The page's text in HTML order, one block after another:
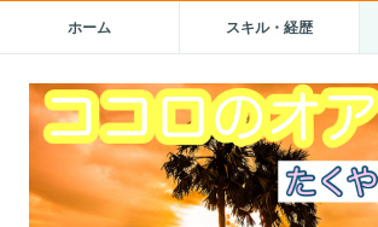
ホーム スキル・経歴